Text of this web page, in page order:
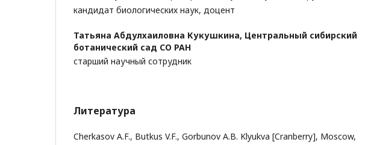
кандидат биологических наук, доцент
Татьяна Абдулхаиловна Кукушкина, Центральный сибирский
ботанический сад СО РАН
старший научный сотрудник
Литература
Cherkasov A.F., Butkus V.F., Gorbunov A.B. Klyukva [Cranberry], Moscow,